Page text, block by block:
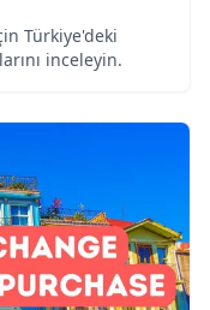
Türkiye'deki
inceleyin.